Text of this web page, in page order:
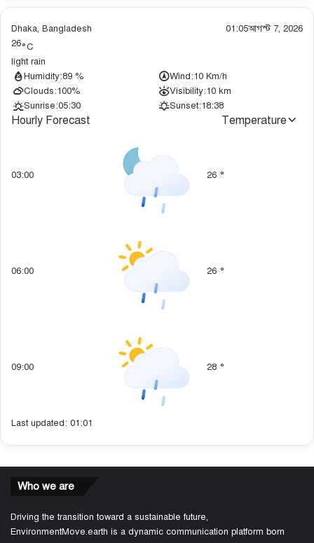
Dhaka, Bangladesh 01:05আগস্ট 7, 2026
26°C
light rain
Humidity:89 % Wind:10 Km/h
Clouds:100% Visibility:10 km
Sunrise:05:30 Sunset:18:38
Hourly Forecast Temperature
03:00 26 °
06:00 26 °
09:00 28 °
Last updated: 01:01
Who we are
Driving the transition toward a sustainable future,
EnvironmentMove.earth is a dynamic communication platform born